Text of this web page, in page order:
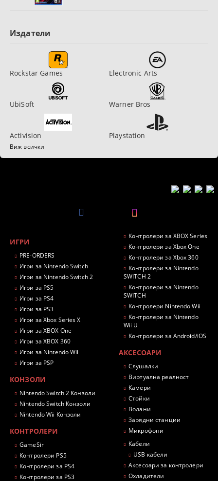
Издатели
Rockstar Games Electronic Arts
UbiSoft Warner Bros
Activision Playstation
Виж всички
ИГРИ
PRE-ORDERS
Игри за Nintendo Switch
Игри за Nintendo Switch 2
Игри за PS5
Игри за PS4
Игри за PS3
Игри за Xbox Series X
Игри за XBOX One
Игри за XBOX 360
Игри за Nintendo Wii
Игри за PSP
КОНЗОЛИ
Nintendo Switch 2 Конзоли
Nintendo Switch Конзоли
Nintendo Wii Конзоли
КОНТРОЛЕРИ
GameSir
Контролери PS5
Контролери за PS4
Контролери за PS3
Контролери за XBOX Series
Контролери за Xbox One
Контролери за Xbox 360
Контролери за Nintendo
SWITCH 2
Контролери за Nintendo
SWITCH
Контролери Nintendo Wii
Контролери за Nintendo
Wii U
Контролери за Android/iOS
АКСЕСОАРИ
Слушалки
Виртуална реалност
Камери
Стойки
Волани
Зарядни станции
Микрофони
Кабели
USB кабели
Аксесоари за контролери
Охладители